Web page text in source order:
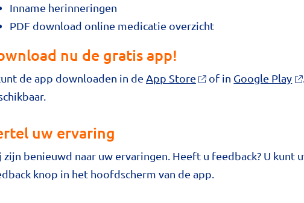
Inname herinneringen
PDF download online medicatie overzicht
nu de gratis app!
de app downloaden in de App Store of in Google Play
uw ervaring
zijn benieuwd naar uw ervaringen. Heeft u feedback? U kunt
knop in het hoofdscherm van de app.